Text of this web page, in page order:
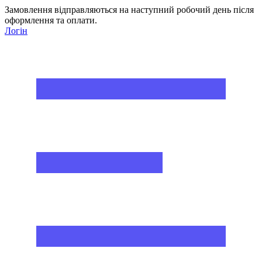
Замовлення відправляються на наступний робочий день після
оформлення та оплати.
Логін